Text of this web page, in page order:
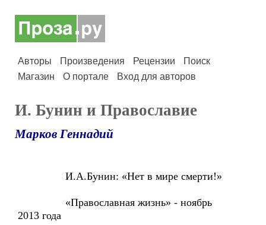
Авторы Произведения Рецензии
Поиск
Магазин
О портале Вход для авторов
И. Бунин и Православие
Марков Геннадий
И.А.Бунин: «Нет в мире смерти!»
«Православная жизнь» - ноябрь
2013 года